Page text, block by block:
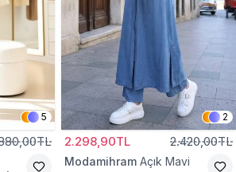
5 2
2.298,90TL 2.420,00TL
Modamihram Açık Mavi